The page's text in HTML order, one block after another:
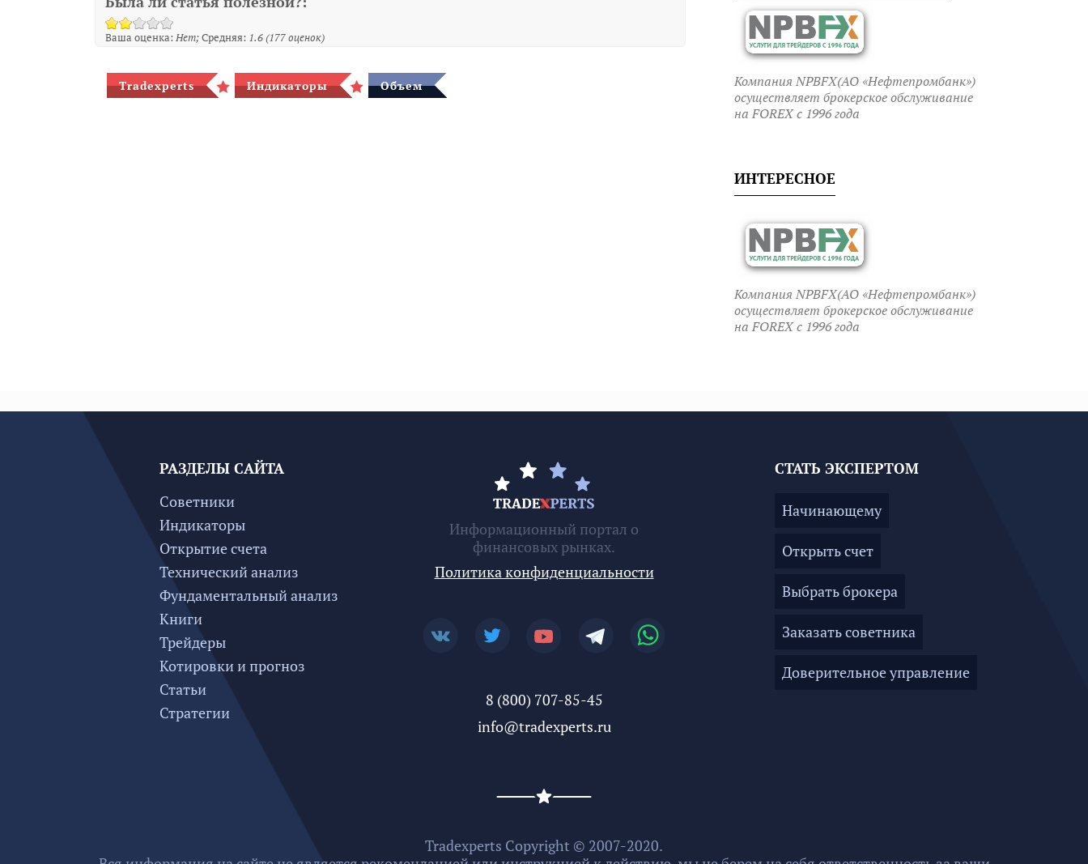
Ваша оценка: Нет Средняя: 1.6(177оценок)
Tradexperts Индикаторы Объем
Компания NPBFX(АО «Нефтепромбанк»)
осуществляет брокерское обслуживание
на FOREX c 1996 года
ИНТЕРЕСНОЕ
Компания NPBFX(АО «Нефтепромбанк»)
осуществляет брокерское обслуживание
на FOREX c 1996 года
РАЗДЕЛЫ САЙТА
Советники
Индикаторы
Открытие счета
Технический анализ
Фундаментальный анализ
Книги
Трейдеры
Котировки и прогноз
Статьи
Стратегии
Информационный портал о
финансовых рынках.
Политика конфиденциальности
8 (800) 707-85-45
info@tradexperts.ru
СТАТЬ ЭКСПЕРТОМ
Начинающему
Открыть счет
Выбрать брокера
Заказать советника
Доверительное управление
Tradexperts Copyright © 2007-2020.